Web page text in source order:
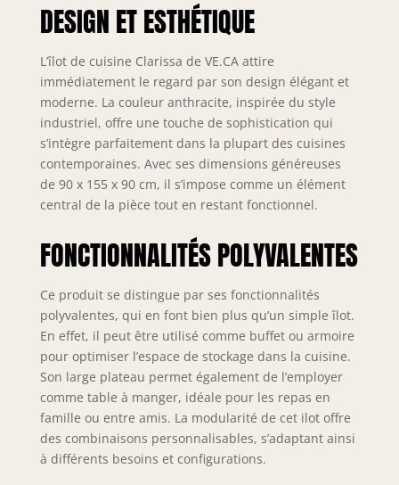
facilement en une table confortable
pour les dîners en famille ou entre
amis. Combinaisons
personnalisables : la série offre de
nombreuses possibilités de
combinaisons, ce qui vous permet de
concevoir votre cuisine en fonction
de vos idées et de vos besoins. Vous
pouvez choisir parmi différentes
configurations pour créer l'espace
qui convient le mieux à votre style de
Cette approche modulaire vous
permet d'agrandir ou de modifier les
de nouveaux éléments ou en
réorganisant ceux qui existent déjà.
Variété de couleurs : les variantes de
couleurs attrayantes disponibles
complètent harmonieusement l'offre,
vous permettant de personnaliser
davantage l'aspect de votre cuisine.
pour un look minimaliste ou les
couleurs vives pour une touche de
DESIGN ET ESTHÉTIQUE
L’îlot de cuisine Clarissa de VE.CA attire
immédiatement le regard par son design élégant et
moderne. La couleur anthracite, inspirée du style
industriel, offre une touche de sophistication qui
s’intègre parfaitement dans la plupart des cuisines
contemporaines. Avec ses dimensions généreuses
de 90 x 155 x 90 cm, il s’impose comme un élément
central de la pièce tout en restant fonctionnel.
FONCTIONNALITÉS POLYVALENTES
Ce produit se distingue par ses fonctionnalités
polyvalentes, qui en font bien plus qu’un simple îlot.
En effet, il peut être utilisé comme buffet ou armoire
pour optimiser l’espace de stockage dans la cuisine.
Son large plateau permet également de l’employer
comme table à manger, idéale pour les repas en
famille ou entre amis. La modularité de cet ilot offre
des combinaisons personnalisables, s’adaptant ainsi
à différents besoins et configurations.